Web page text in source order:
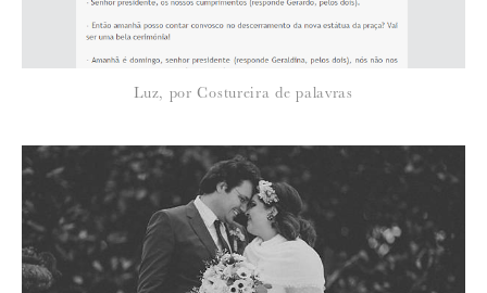
Para saber como tratamos e protegemos os seus dados, leia a nossa
política de privacidade
Luz, por Costureira de palavras